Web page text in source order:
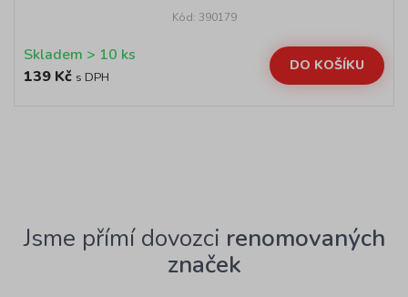
Kód: 390179
Skladem > 10 ks
139 Kč s DPH
DO KOŠÍKU
Jsme přímí dovozci renomovaných
značek